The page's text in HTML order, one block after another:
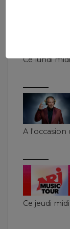
Ce lundi
A l'occasion
Ce jeudi